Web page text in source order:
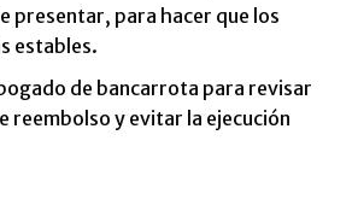
presentar, para hacer que los
estables.
de bancarrota para revisar
reembolso y evitar la ejecución